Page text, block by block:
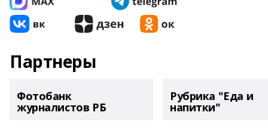
Партнеры
Фотобанк
журналистов РБ
Рубрика "Еда и
напитки"